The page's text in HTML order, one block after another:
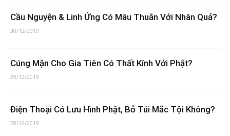
Cầu Nguyện & Linh Ứng Có Mâu Thuẫn Với Nhân Quả?
30/12/2019
Cúng Mặn Cho Gia Tiên Có Thất Kính Với Phật?
29/12/2019
Ðiện Thoại Có Lưu Hình Phật, Bỏ Túi Mắc Tội Không?
28/12/2019